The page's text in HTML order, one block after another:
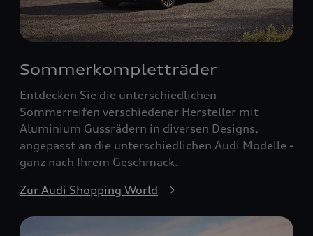
Sommerkompletträder
Entdecken Sie die unterschiedlichen
Sommerreifen verschiedener Hersteller mit
Aluminium Gussrädern in diversen Designs,
angepasst an die unterschiedlichen Audi Modelle -
ganz nach Ihrem Geschmack.
Zur Audi Shopping World